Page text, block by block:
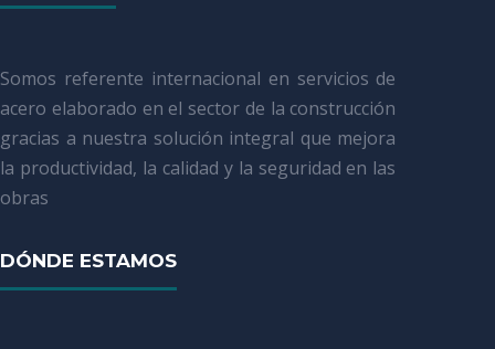
Somos referente internacional en servicios de
acero elaborado en el sector de la construcción
gracias a nuestra solución integral que mejora
la productividad, la calidad y la seguridad en las
obras
DÓNDE ESTAMOS